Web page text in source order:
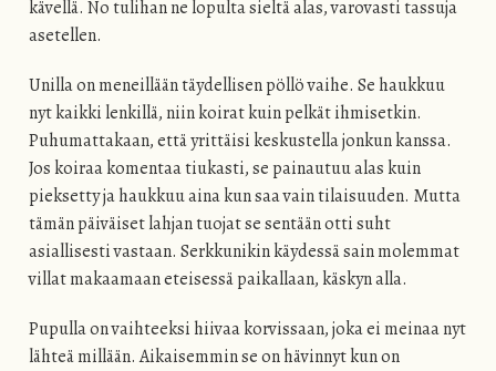
kävellä. No tulihan ne lopulta sieltä alas, varovasti tassuja
asetellen.
Unilla on meneillään täydellisen pöllö vaihe. Se haukkuu
nyt kaikki lenkillä, niin koirat kuin pelkät ihmisetkin.
Puhumattakaan, että yrittäisi keskustella jonkun kanssa.
Jos koiraa komentaa tiukasti, se painautuu alas kuin
pieksetty ja haukkuu aina kun saa vain tilaisuuden. Mutta
tämän päiväiset lahjan tuojat se sentään otti suht
asiallisesti vastaan. Serkkunikin käydessä sain molemmat
villat makaamaan eteisessä paikallaan, käskyn alla.
Pupulla on vaihteeksi hiivaa korvissaan, joka ei meinaa nyt
lähteä millään. Aikaisemmin se on hävinnyt kun on